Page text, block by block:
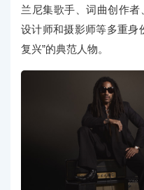
兰尼集歌手、词曲创作者
设计师和摄影师等多重身
复兴”的典范人物。